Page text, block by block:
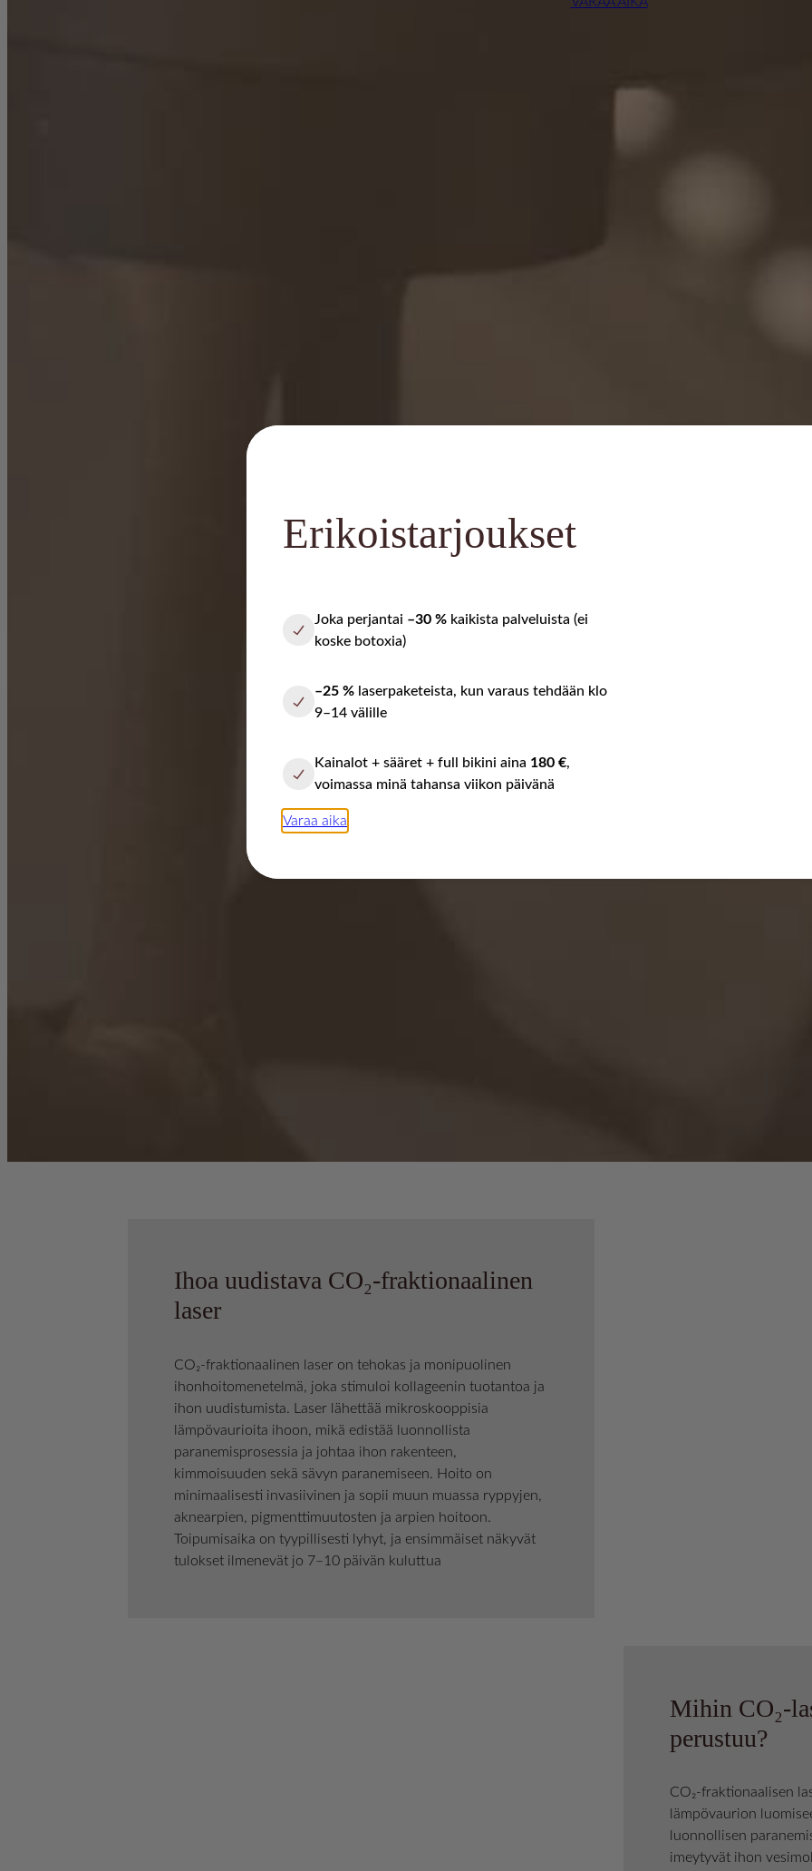
Ihoa uudistava CO₂-fraktionaalinen
laser
CO₂-fraktionaalinen laser on tehokas ja monipuolinen
ihonhoitomenetelmä, joka stimuloi kollageenin tuotantoa ja
ihon uudistumista. Laser lähettää mikroskooppisia
lämpövaurioita ihoon, mikä edistää luonnollista
paranemisprosessia ja johtaa ihon rakenteen,
kimmoisuuden sekä sävyn paranemiseen. Hoito on
minimaalisesti invasiivinen ja sopii muun muassa ryppyjen,
aknearpien, pigmenttimuutosten ja arpien hoitoon.
Toipumisaika on tyypillisesti lyhyt, ja ensimmäiset näkyvät
tulokset ilmenevät jo 7–10 päivän kuluttua
Mihin CO₂-
perustuu?
CO₂-fraktionaalisen
lämpövaurion
luonnollisen
imeytyvät ihon
Erikoistarjoukset
Joka perjantai –30 % kaikista palveluista (ei
koske botoxia)
–25 % laserpaketeista, kun varaus tehdään klo
9–14 välille
Kainalot + sääret + full bikini aina 180 €,
voimassa minä tahansa viikon päivänä
Varaa aika